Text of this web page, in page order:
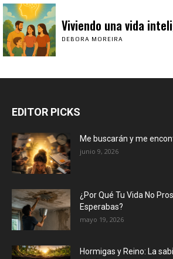
Viviendo una vida
DEBORA MOREIRA
EDITOR PICKS
Me buscarán y me
junio 9, 2026
¿Por Qué Tu Vida No
Esperabas?
mayo 19, 2026
Hormigas y Reino: La